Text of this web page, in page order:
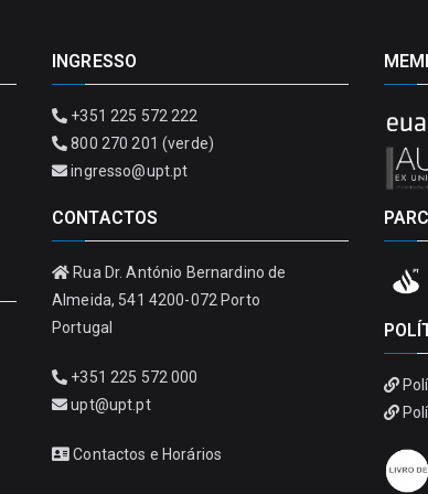
INGRESSO
+351 225 572 222
800 270 201 (verde)
ingresso@upt.pt
CONTACTOS
Rua Dr. António Bernardino de
Almeida, 541 4200-072 Porto
Portugal
+351 225 572 000
upt@upt.pt
Contactos e Horários